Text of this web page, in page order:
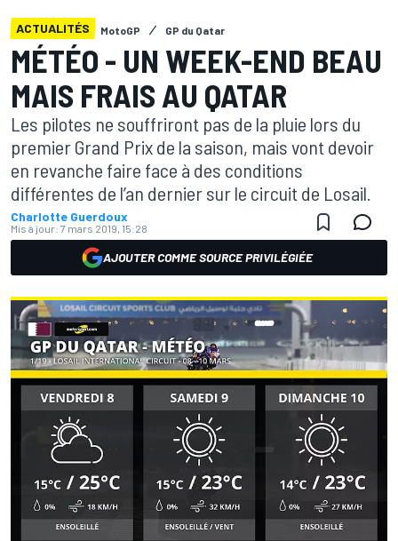
ACTUALITÉS MotoGP GP du Qatar
MÉTÉO - UN WEEK-END BEAU
MAIS FRAIS AU QATAR
Les pilotes ne souffriront pas de la pluie lors du
premier Grand Prix de la saison, mais vont devoir
en revanche faire face à des conditions
différentes de l’an dernier sur le circuit de Losail.
Charlotte Guerdoux
Mis à jour: 7 mars 2019, 15:28
AJOUTER COMME SOURCE PRIVILÉGIÉE